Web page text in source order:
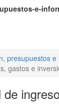
e-
presupuestos e
gastos e